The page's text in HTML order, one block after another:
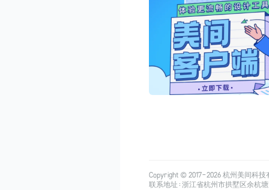
Copyright © 2017-2026杭州美间科技
联系地址：浙江省杭州市拱墅区余杭